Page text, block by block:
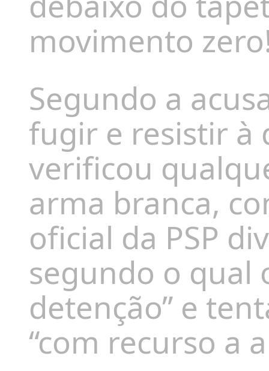
movimento
Segundo a
fugir e resistir à
verificou
arma branca,
oficial da PSP
segundo o qual
detenção” e
“com recurso a